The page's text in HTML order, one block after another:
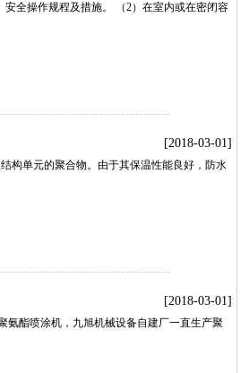
全操作规程及措施。（2）在室内或在密闭容
[2018-03-01]
构单元的聚合物。由于其保温性能良好，防水
[2018-03-01]
氨酯喷涂机，九旭机械设备自建厂一直生产聚